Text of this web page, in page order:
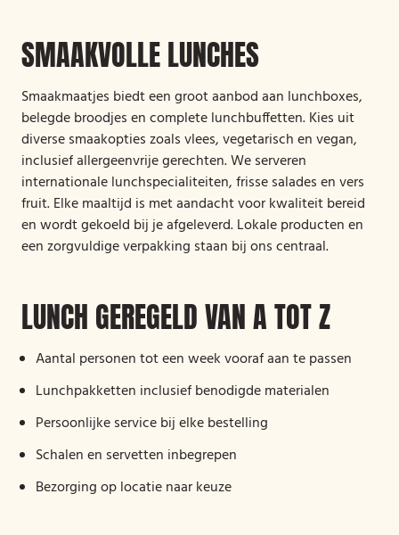
SMAAKVOLLE LUNCHES
Smaakmaatjes biedt een groot aanbod aan lunchboxes,
belegde broodjes en complete lunchbuffetten. Kies uit
diverse smaakopties zoals vlees, vegetarisch en vegan,
inclusief allergeenvrije gerechten. We serveren
internationale lunchspecialiteiten, frisse salades en vers
fruit. Elke maaltijd is met aandacht voor kwaliteit bereid
en wordt gekoeld bij je afgeleverd. Lokale producten en
een zorgvuldige verpakking staan bij ons centraal.
LUNCH GEREGELD VAN A TOT Z
Aantal personen tot een week vooraf aan te passen
Lunchpakketten inclusief benodigde materialen
Persoonlijke service bij elke bestelling
Schalen en servetten inbegrepen
Bezorging op locatie naar keuze